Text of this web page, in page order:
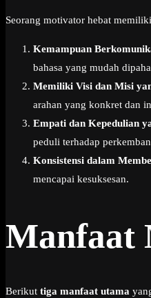
Seorang motivator hebat
Kemampuan
bahasa yang mudah
Memiliki Visi dan Misi
arahan yang konkret dan
Empati dan Kepedulian
peduli terhadap
Konsistensi dalam
mencapai kesuksesan.
Manfaat
Berikut tiga manfaat utama